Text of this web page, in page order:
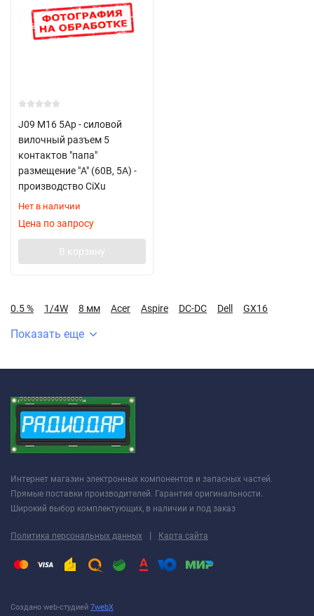
J09 M16 5Ap - силовой
вилочный разъем 5
контактов "папа"
размещение "A" (60В, 5А) -
производство CiXu
Нет в наличии
Цена по запросу
В корзину
0.5 % 1/4W 8 мм Acer Aspire DC-DC Dell GX16
Показать еще
Интернет магазин электронных компонентов и запасных частей.
Прямые поставки производителей. Гарантия оригинальности.
Широкий выбор комплектующих, в наличии и под заказ
Политика персональных данных | Карта сайта
Создано web-студией 7webX